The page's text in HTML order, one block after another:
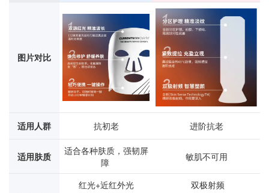
图片对比
适用人群 抗初老 进阶抗老
适用肤质
适合各种肤质，强韧屏
障
敏肌不可用
红光+近红外光
双极射频